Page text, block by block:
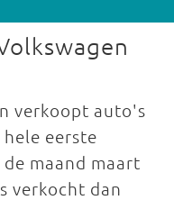
verkoopt auto's
eerste
maand maart
verkocht dan